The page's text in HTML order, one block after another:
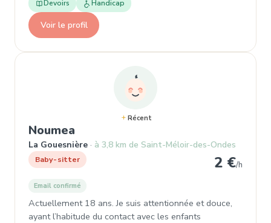
Devoirs
Handicap
Voir le profil
Récent
Noumea
La Gouesnière à 3,8 km de Saint-Méloir-des-Ondes
Baby-sitter 2 €/h
Email confirmé
Actuellement 18 ans. Je suis attentionnée et douce,
ayant l’habitude du contact avec les enfants